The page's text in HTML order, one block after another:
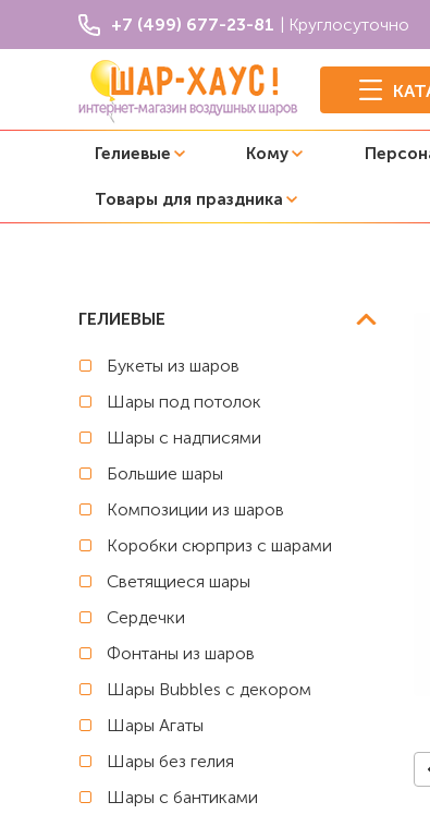
+7 (499) 677-23-81 | Круглосуточно
Гелиевые Кому
Товары для праздника
Коробки сюрприз с шарами
ГЕЛИЕВЫЕ
Букеты из шаров
Шары под потолок
Шары с надписями
Большие шары
Композиции из шаров
Коробки сюрприз с шарами
Светящиеся шары
Сердечки
Фонтаны из шаров
Шары Bubbles с декором
Шары Агаты
Шары без гелия
Шары с бантиками